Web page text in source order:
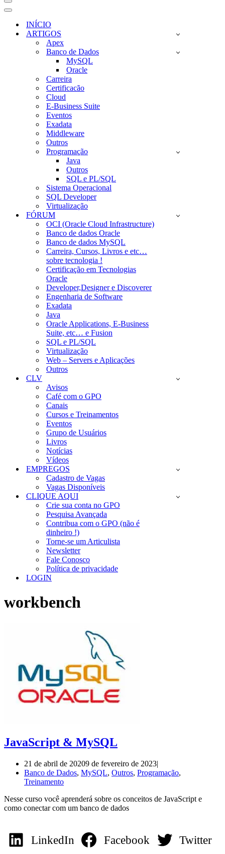
Menu
de
navegação
Menu
navegaçãoINÍCIO
ARTIGOS
Apex
Banco de Dados
MySQL
Oracle
Carreira
Certificacão
Cloud
E-Business Suite
Eventos
Exadata
Middleware
Outros
Programação
Java
Outros
SQL e PL/SQL
Sistema Operacional
SQL Developer
Virtualização
FÓRUM
OCI (Oracle Cloud Infrastructure)
Banco de dados Oracle
Banco de dados MySQL
Carreira, Cursos, Livros e etc…
sobre tecnologia !
Certificação em Tecnologias
Oracle
Developer,Designer e Discoverer
Engenharia de Software
Exadata
Java
Oracle Applications, E-Business
Suite, etc… e Fusion
SQL e PL/SQL
Virtualização
Web – Servers e Aplicações
Outros
CLV
Avisos
Café com o GPO
Canais
Cursos e Treinamentos
Eventos
Grupo de Usuários
Livros
Notícias
Vídeos
EMPREGOS
Cadastro de Vagas
Vagas Disponíveis
CLIQUE AQUI
Crie sua conta no GPO
Pesquisa Avançada
Contribua com o GPO (não é
dinheiro !)
Torne-se um Articulista
Newsletter
Fale Conosco
Política de privacidade
LOGIN
workbench
JavaScript & MySQL
21 de abril de 20209 de fevereiro de 2023
Banco de Dados, MySQL, Outros, Programação,
Treinamento
Nesse curso você aprenderá sobre os conceitos de JavaScript e
como conectar com um banco de dados
LinkedIn Facebook Twitter